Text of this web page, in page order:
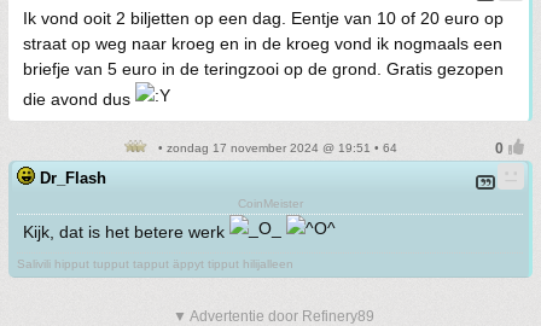
Ik vond ooit 2 biljetten op een dag. Eentje van 10 of 20 euro op
straat op weg naar kroeg en in de kroeg vond ik nogmaals een
briefje van 5 euro in de teringzooi op de grond. Gratis gezopen
die avond dus
• zondag 17 november 2024 @ 19:51 • 64
Dr_Flash
CoinMeister
Kijk, dat is het betere werk
Salivili hipput tupput tapput äppyt tipput hilijalleen
▼ Advertentie door Refinery89